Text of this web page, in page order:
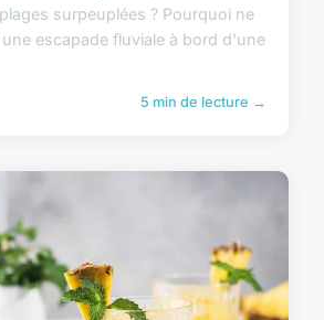
surpeuplées ? Pourquoi ne
escapade fluviale à bord d'une
5 min de lecture →